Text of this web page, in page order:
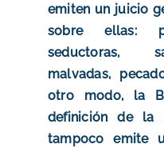
emiten un juicio
sobre ellas:
seductoras,
malvadas,
otro modo, la
definición de la
tampoco emite